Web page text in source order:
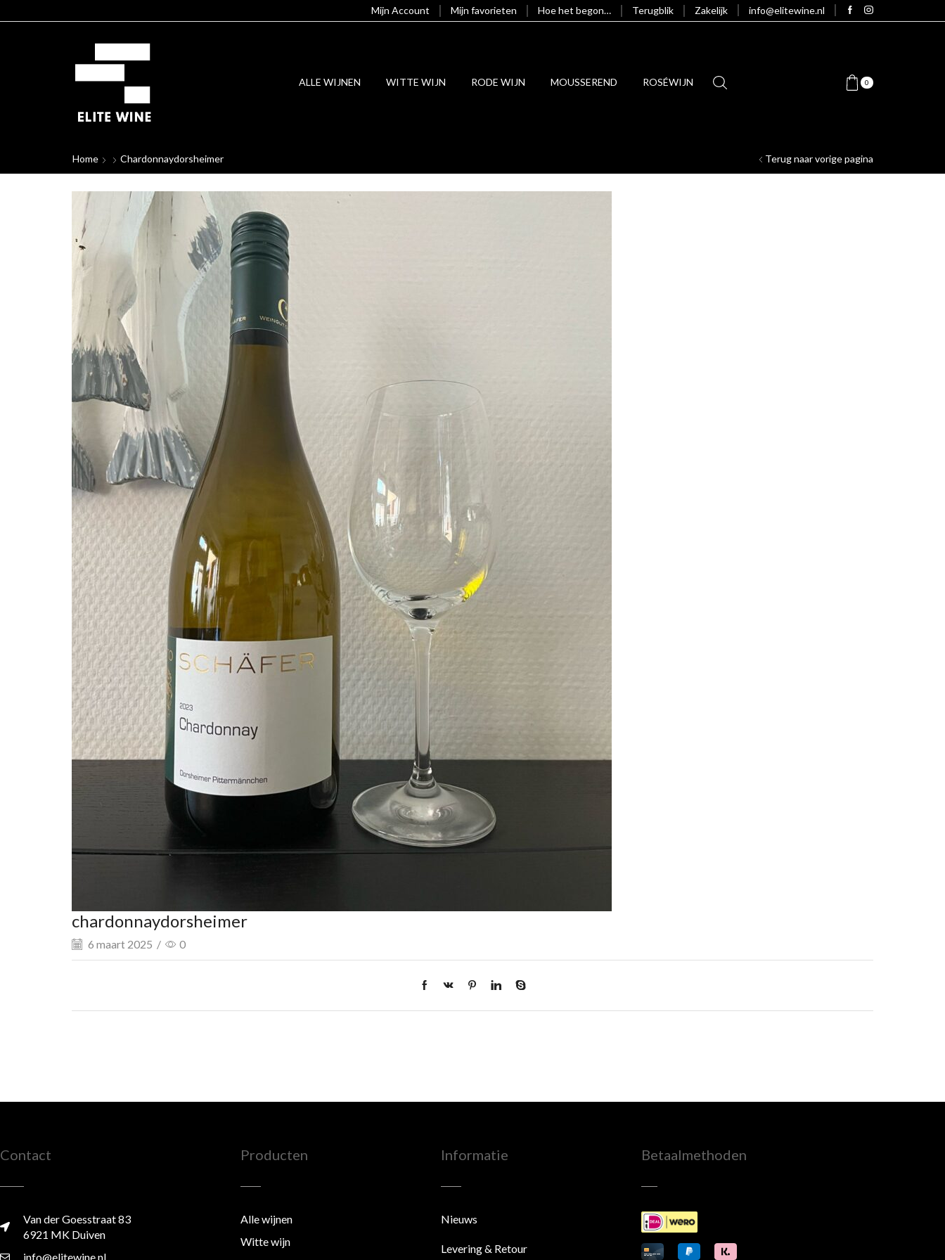
Mijn Account Mijn favorieten Hoe het begon… Terugblik Zakelijk info@elitewine.nl
ALLE WIJNEN WITTE WIJN RODE WIJN MOUSSEREND ROSÉWIJN 0
Terug naar vorige pagina
Home Chardonnaydorsheimer
chardonnaydorsheimer
6 maart 2025 / 0
Contact
Van der Goesstraat 83
6921 MK Duiven
info@elitewine.nl
Producten
Alle wijnen
Witte wijn
Informatie
Nieuws
Levering & Retour
Betaalmethoden